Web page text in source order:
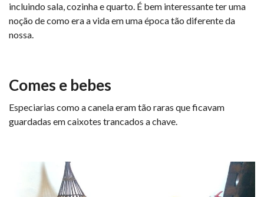
incluindo sala, cozinha e quarto. É bem interessante ter uma
noção de como era a vida em uma época tão diferente da
nossa.
Comes e bebes
Especiarias como a canela eram tão raras que ficavam
guardadas em caixotes trancados a chave.